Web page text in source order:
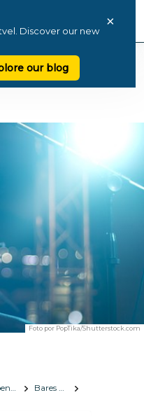
Discover our new
our blog
×
Foto por PopTika/Shutterstock.com
Copenhague
Bares y Vida Nocturna